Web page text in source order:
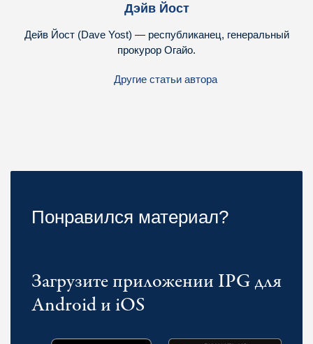
Дэйв Йост
Дейв Йост (Dave Yost) — республиканец, генеральный
прокурор Огайо.
Другие статьи автора
Понравился материал?
Загрузите приложении IPG для
Android и iOS